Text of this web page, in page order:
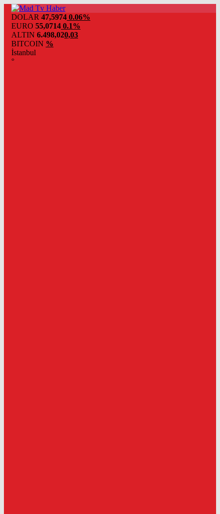
DOLAR 47,5974 0.06%
EURO 55,0714 0.1%
ALTIN 6.498,020,03
BITCOIN %
İstanbul
°